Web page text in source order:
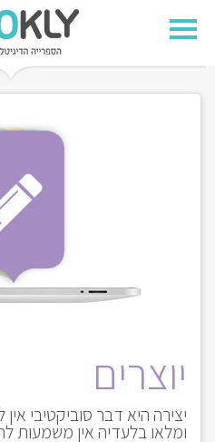
יוצרים
יצירה היא דבר סוביקטיבי
ומלאו בלעדיה אין משמעות